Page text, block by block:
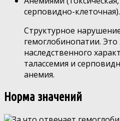
серповидно-клеточная).
Структурное
гемоглобинопатии.
наследственного
талассемия и
анемия.
Норма значений